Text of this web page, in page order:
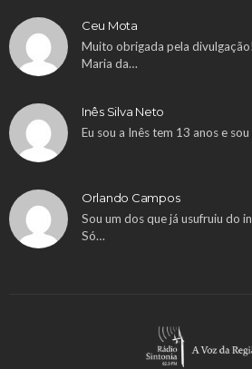
Ceu Mota
Muito obrigada pela
Maria da…
Inês Silva Neto
Eu sou a Inês tem 13 anos e
Orlando Campos
Sou um dos que já usufruiu do
Só…